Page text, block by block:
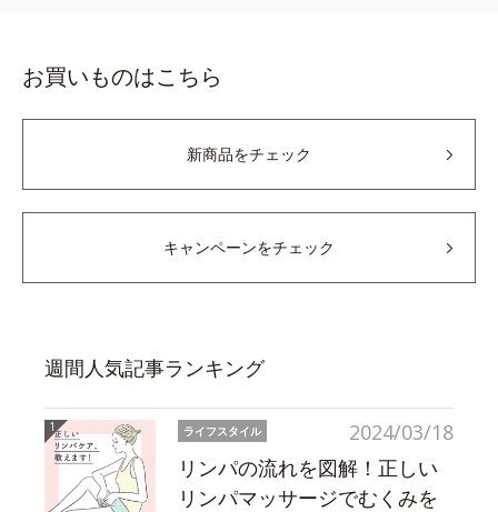
お買いものはこちら
新商品をチェック
キャンペーンをチェック
週間人気記事ランキング
2024/03/18
ライフスタイル
リンパの流れを図解！正しい
リンパマッサージでむくみを